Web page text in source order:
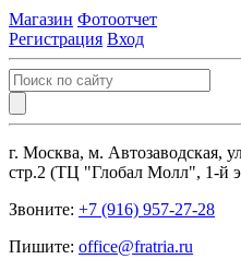
Магазин Фотоотчет
Регистрация Вход
г. Москва, м. Автозаводская,
стр.2 (ТЦ "Глобал Молл", 1-й
Звоните: +7 (916) 957-27-28
Пишите: office@fratria.ru